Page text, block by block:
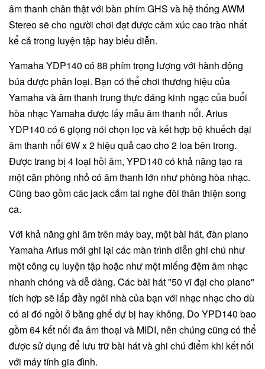
âm thanh chân thật với bàn phím GHS và hệ thống AWM
Stereo sẽ cho người chơi đạt được cảm xúc cao trào nhất
kể cả trong luyện tập hay biểu diễn.
Yamaha YDP140 có 88 phím trọng lượng với hành động
búa được phân loại. Bạn có thể chơi thương hiệu của
Yamaha và âm thanh trung thực đáng kinh ngạc của buổi
hòa nhạc Yamaha được lấy mẫu âm thanh nổi. Arius
YDP140 có 6 giọng nói chọn lọc và kết hợp bộ khuếch đại
âm thanh nổi 6W x 2 hiệu quả cao cho 2 loa bên trong.
Được trang bị 4 loại hồi âm, YPD140 có khả năng tạo ra
một căn phòng nhỏ có âm thanh lớn như phòng hòa nhạc.
Cũng bao gồm các jack cắm tai nghe đôi thân thiện song
ca.
Với khả năng ghi âm trên máy bay, một bài hát, đàn piano
Yamaha Arius mới ghi lại các màn trình diễn ghi chú như
một công cụ luyện tập hoặc như một miếng đệm âm nhạc
nhanh chóng và dễ dàng. Các bài hát "50 vĩ đại cho piano"
tích hợp sẽ lấp đầy ngôi nhà của bạn với nhạc nhạc cho dù
có ai đó ngồi ở băng ghế dự bị hay không. Do YPD140 bao
gồm 64 kết nối đa âm thoại và MIDI, nên chúng cũng có thể
được sử dụng để lưu trữ bài hát và ghi chú điểm khi kết nối
với máy tính gia đình.